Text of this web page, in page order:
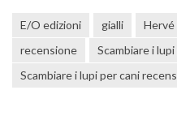
E/O edizioni gialli Hervé
recensione
Scambiare i
Scambiare i lupi per cani